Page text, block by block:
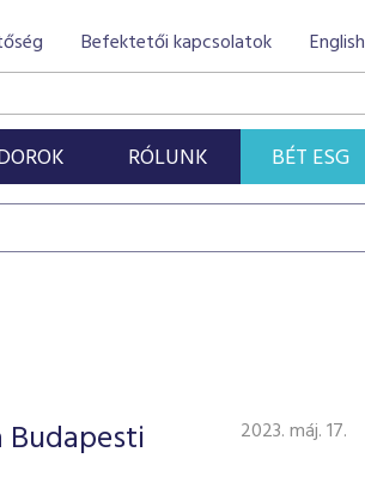
Befektetői kapcsolatok English
RÓLUNK BÉT ESG
2023. máj. 17.